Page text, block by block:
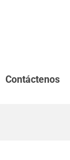
Contáctenos